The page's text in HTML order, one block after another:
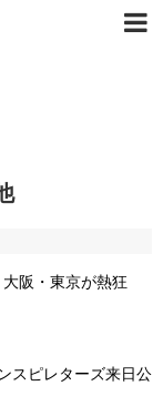
阪・東京が熱狂
スピレターズ来日公